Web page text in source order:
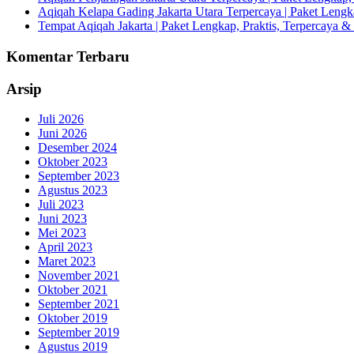
Aqiqah Kelapa Gading Jakarta Utara Terpercaya | Paket
Tempat Aqiqah Jakarta | Paket Lengkap, Praktis, Terpercaya &
Komentar Terbaru
Arsip
Juli 2026
Juni 2026
Desember 2024
Oktober 2023
September 2023
Agustus 2023
Juli 2023
Juni 2023
Mei 2023
April 2023
Maret 2023
November 2021
Oktober 2021
September 2021
Oktober 2019
September 2019
Agustus 2019